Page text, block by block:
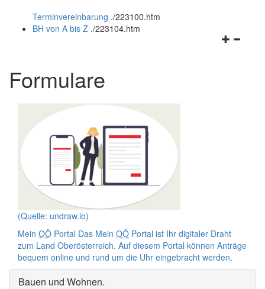
schließen
und
schließen
Terminvereinbarung ./223100.htm
BH von A bis Z ./223104.htm
Formulare
(Quelle: undraw.io)
Mein OÖ Portal Das Mein OÖ Portal ist Ihr digitaler Draht
zum Land Oberösterreich. Auf diesem Portal können Anträge
bequem online und rund um die Uhr eingebracht werden.
Bauen und Wohnen.